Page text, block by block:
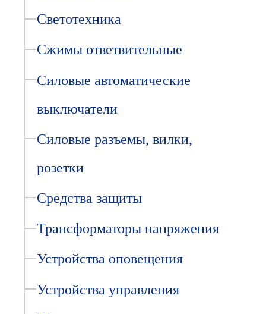
Светотехника
Сжимы ответвительные
Силовые автоматические
выключатели
Силовые разъемы, вилки,
розетки
Средства защиты
Трансформаторы напряжения
Устройства оповещения
Устройства управления